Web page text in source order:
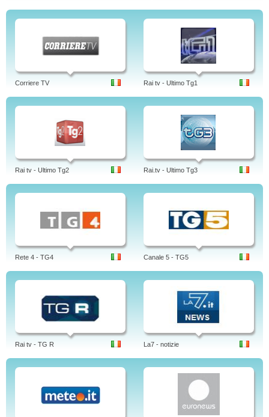
Corriere TV Rai tv - Ultimo Tg1
Rai tv - Ultimo Tg2 Rai.tv - Ultimo Tg3
Rete 4 - TG4 Canale 5 - TG5
Rai tv - TG R La7 - notizie